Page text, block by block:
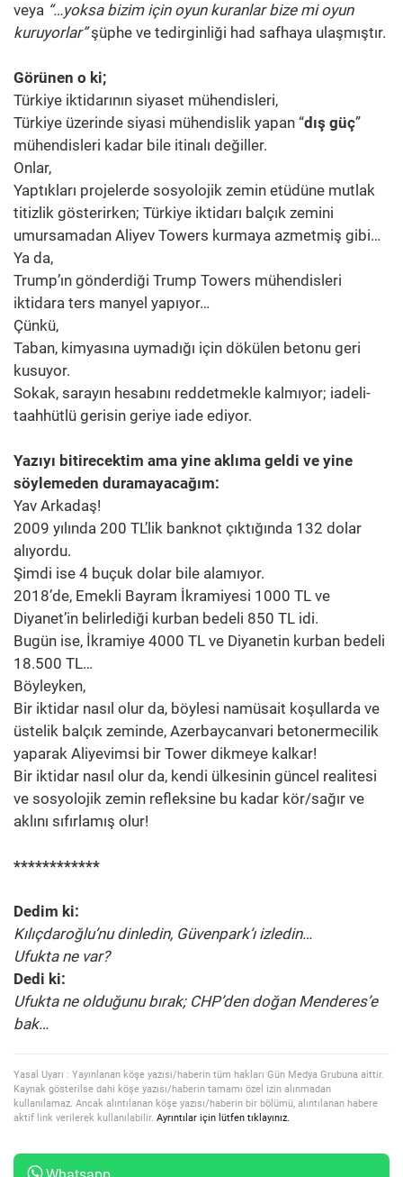
veya “…yoksa bizim için oyun kuranlar bize mi oyun
kuruyorlar”şüphe ve tedirginliği had safhaya ulaşmıştır.
Görünen o ki;
Türkiye iktidarının siyaset mühendisleri,
Türkiye üzerinde siyasi mühendislik yapan “dış güç”
mühendisleri kadar bile itinalı değiller.
Onlar,
Yaptıkları projelerde sosyolojik zemin etüdüne mutlak
titizlik gösterirken; Türkiye iktidarı balçık zemini
umursamadan Aliyev Towers kurmaya azmetmiş gibi…
Ya da,
Trump’ın gönderdiği Trump Towers mühendisleri
iktidara ters manyel yapıyor…
Çünkü,
Taban, kimyasına uymadığı için dökülen betonu geri
kusuyor.
Sokak, sarayın hesabını reddetmekle kalmıyor; iadeli-
taahhütlü gerisin geriye iade ediyor.
Yazıyı bitirecektim ama yine aklıma geldi ve yine
söylemeden duramayacağım:
Yav Arkadaş!
2009 yılında 200 TL’lik banknot çıktığında 132 dolar
alıyordu.
Şimdi ise 4 buçuk dolar bile alamıyor.
2018’de, Emekli Bayram İkramiyesi 1000 TL ve
Diyanet’in belirlediği kurban bedeli 850 TL idi.
Bugün ise, İkramiye 4000 TL ve Diyanetin kurban bedeli
18.500 TL…
Böyleyken,
Bir iktidar nasıl olur da, böylesi namüsait koşullarda ve
üstelik balçık zeminde, Azerbaycanvari betonermecilik
yaparak Aliyevimsi bir Tower dikmeye kalkar!
Bir iktidar nasıl olur da, kendi ülkesinin güncel realitesi
ve sosyolojik zemin refleksine bu kadar kör/sağır ve
aklını sıfırlamış olur!
************
Dedim ki:
Kılıçdaroğlu’nu dinledin, Güvenpark’ı izledin…
Ufukta ne var?
Dedi ki:
Ufukta ne olduğunu bırak; CHP’den doğan Menderes’e
bak…
Yasal Uyarı : Yayınlanan köşe yazısı/haberin tüm hakları Gün Medya Grubuna aittir.
Kaynak gösterilse dahi köşe yazısı/haberin tamamı özel izin alınmadan
kullanılamaz. Ancak alıntılanan köşe yazısı/haberin bir bölümü, alıntılanan habere
aktif link verilerek kullanılabilir. Ayrıntılar için lütfen tıklayınız.